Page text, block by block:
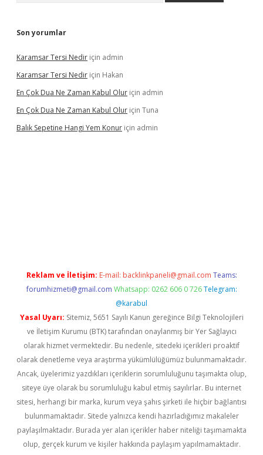
Son yorumlar
Karamsar Tersi Nedir için admin
Karamsar Tersi Nedir için Hakan
En Çok Dua Ne Zaman Kabul Olur için admin
En Çok Dua Ne Zaman Kabul Olur için Tuna
Balık Sepetine Hangi Yem Konur için admin
Reklam ve İletişim: E-mail: backlinkpaneli@gmail.com Teams:
forumhizmeti@gmail.com Whatsapp: 0262 606 0 726 Telegram:
@karabul
Yasal Uyarı: Sitemiz, 5651 Sayılı Kanun gereğince Bilgi Teknolojileri
ve İletişim Kurumu (BTK) tarafından onaylanmış bir Yer Sağlayıcı
olarak hizmet vermektedir. Bu nedenle, sitedeki içerikleri proaktif
olarak denetleme veya araştırma yükümlülüğümüz bulunmamaktadır.
Ancak, üyelerimiz yazdıkları içeriklerin sorumluluğunu taşımakta olup,
siteye üye olarak bu sorumluluğu kabul etmiş sayılırlar. Bu internet
sitesi, herhangi bir marka, kurum veya şahıs şirketi ile hiçbir bağlantısı
bulunmamaktadır. Sitede yalnızca kendi hazırladığımız makaleler
paylaşılmaktadır. Burada yer alan içerikler haber niteliği taşımamakta
olup, gerçek kurum ve kişiler hakkında paylaşım yapılmamaktadır.